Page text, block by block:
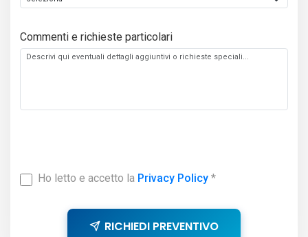
Commenti e richieste particolari
Ho letto e accetto la Privacy Policy*
RICHIEDI PREVENTIVO